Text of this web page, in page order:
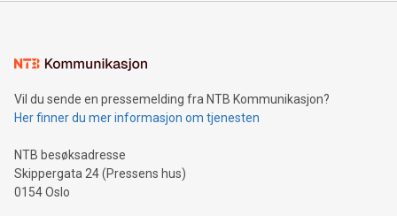
Vil du sende en pressemelding fra NTB Kommunikasjon?
Her finner du mer informasjon om tjenesten
NTB besøksadresse
Skippergata 24 (Pressens hus)
0154 Oslo